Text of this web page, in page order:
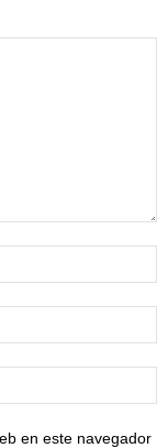
en este navegador